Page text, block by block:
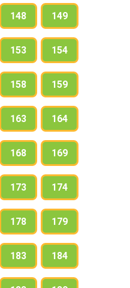
148 149
153 154
158 159
163 164
168 169
173 174
178 179
183 184